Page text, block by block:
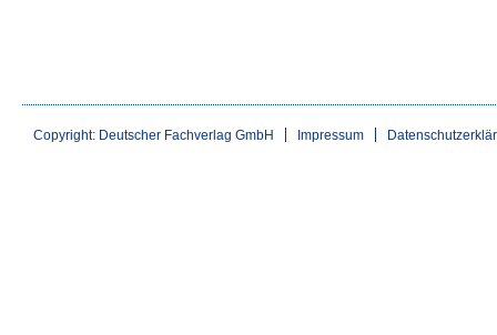
Copyright: Deutscher Fachverlag GmbH Impressum